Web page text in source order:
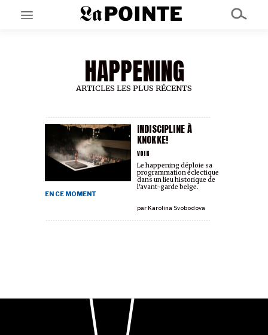
EN CE MOMENT
GRAND ANGLE
AU LARGE
À PROPOS
HAPPENING
ARTICLES LES PLUS RÉCENTS
INDISCIPLINE À
KNOKKE!
VOIR
EN CE MOMENT
parKarolina Svobodova
Le happening déploie sa
programmation éclectique
dans un lieu historique de
l'avant-garde belge.